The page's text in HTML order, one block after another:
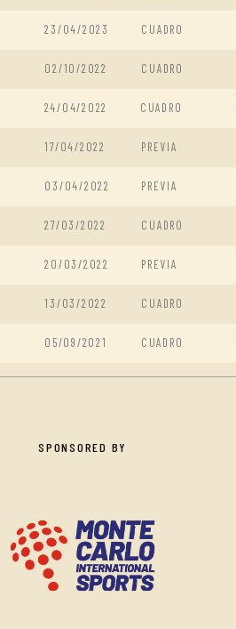
23/04/2023 CUADRO
02/10/2022 CUADRO
24/04/2022 CUADRO
17/04/2022 PREVIA
03/04/2022 PREVIA
27/03/2022 CUADRO
20/03/2022 PREVIA
13/03/2022 CUADRO
05/09/2021 CUADRO
SPONSORED BY